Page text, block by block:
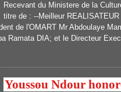
Recevant du Ministere de la
titre de : --Meilleur
de l'OMART Mr Abdoulaye
Ramata DIA; et le Directeur
Youssou Ndour